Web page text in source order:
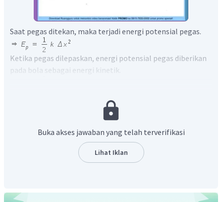
Saat pegas ditekan, maka terjadi energi potensial pegas.
Ketika pegas dilepaskan, energi potensial pegas diberikan
pada bola sebagai energi kinetik.
Buka akses jawaban yang telah terverifikasi
Lihat Iklan